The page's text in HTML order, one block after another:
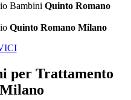
Bambini Quinto Romano
Quinto Romano Milano
per Trattamento